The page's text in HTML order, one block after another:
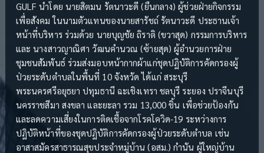
GULF นำโดย นายสิตมน รัตนาวะดี (ยืนกลาง) ผู้ช่วยฝ่ายกิจกรรม
เพื่อสังคม ในนามตัวแทนของนายสารัชถ์ รัตนาวะดี ประธานเจ้า
หน้าที่บริหาร ร่วมด้วย นายบุญชัย ถิราติ (ขวาสุด) กรรมการบริหาร
และ นางสาวญาณิศา วัฒนคำนวณ (ซ้ายสุด) ผู้อำนวยการฝ่าย
ชุมชนสัมพันธ์ ร่วมส่งมอบหน้ากากผ้าแก่ชุดปฏิบัติการคัดกรองผู้
ป่วยระดับตำบลในพื้นที่ 10 จังหวัด ได้แก่ สระบุรี
พระนครศรีอยุธยา ปทุมธานี ฉะเชิงเทรา ชลบุรี ระยอง ปราจีนบุรี
นครราชสีมา สงขลา และยะลา รวม 13,000 ชิ้น เพื่อช่วยป้องกัน
และลดความเสี่ยงในการติดเชื้อจากโรคโควิด-19 ระหว่างการ
ปฏิบัติหน้าที่ของชุดปฏิบัติการคัดกรองผู้ป่วยระดับตำบล เช่น
อาสาสมัครสาธารณสุขประจำหมู่บ้าน (อสม.) กำนัน ผู้ใหญ่บ้าน